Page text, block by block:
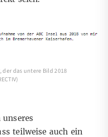
der das untere Bild 2018
teilweise auch ein